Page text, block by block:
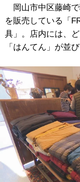
岡山市中区藤崎
を販売している「
具」。店内には、
「はんてん」が並び